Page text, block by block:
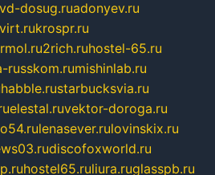
vd-dosug.ruadonyev.ru
krospr.ru
2rich.ruhostel-65.ru
russkom.rumishinlab.ru
habble.rustarbucksvia.ru
elestal.ruvektor-doroga.ru
lenasever.rulovinskix.ru
discofoxworld.ru
hostel65.ruliura.ruglasspb.ru